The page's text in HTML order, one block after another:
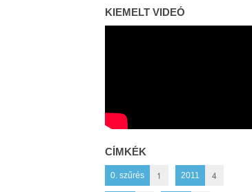
KIEMELT VIDEÓ
CÍMKÉK
0. szűrés 1 2011 4